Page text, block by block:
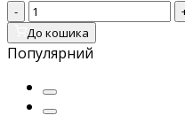
-
До кошика
Популярний